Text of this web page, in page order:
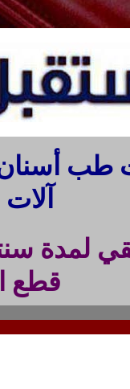
طب
لمدة
قطع